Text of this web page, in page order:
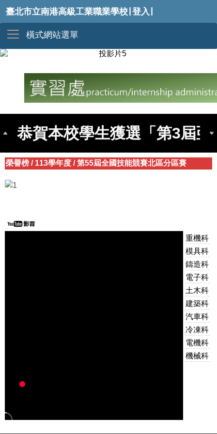
臺北市立南港高級工業職業學校 登入
橫式網站選單
賀本校參加第55屆全國技能
恭賀本校學生獲選「第3屆
113學年度全國高級中等學
榮譽榜 / 113學年度 /第55屆全國技能競賽北區分區賽
重機科
模具科
鑄造科
電子科
土木科
建築科
汽車科
冷凍科
電機科
機械科